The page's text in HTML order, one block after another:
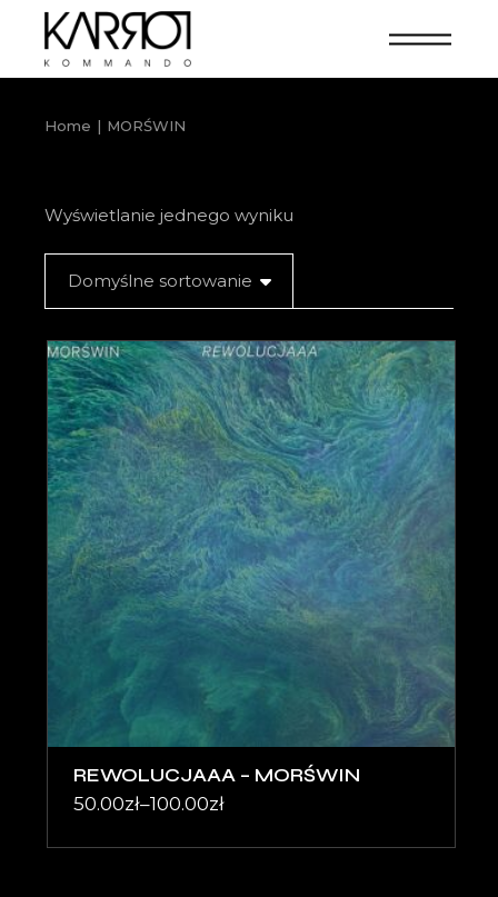
Home MORŚWIN
Wyświetlanie jednego wyniku
Domyślne sortowanie
REWOLUCJAAA – MORŚWIN
50.00zł–100.00zł